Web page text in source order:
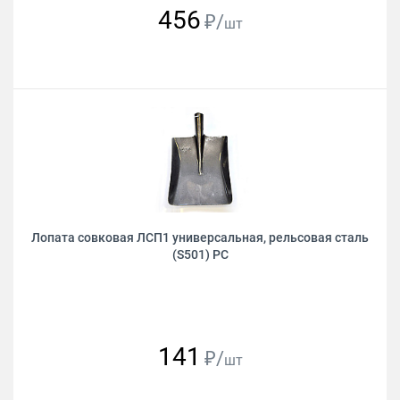
456 ₽/шт
Лопата совковая ЛСП1 универсальная, рельсовая сталь
(S501) РС
141 ₽/шт